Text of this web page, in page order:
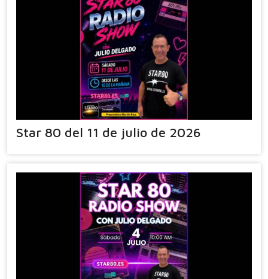
Star 80 del 11 de julio de 2026